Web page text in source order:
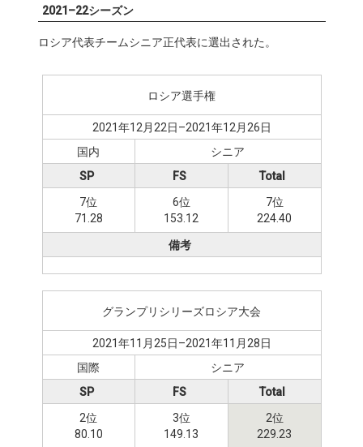
2021–22シーズン
ロシア代表チームシニア正代表に選出された。
ロシア選手権
2021年12月22日–2021年12月26日
国内
シニア
SP
7位
71.28
FS
6位
153.12
Total
7位
224.40
備考
グランプリシリーズロシア大会
2021年11月25日–2021年11月28日
国際
シニア
SP
2位
80.10
FS
3位
149.13
Total
2位
229.23